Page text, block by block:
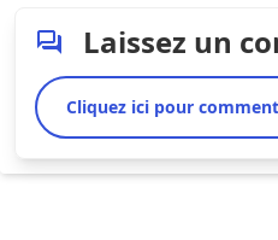
Laissez un
Cliquez ici pour